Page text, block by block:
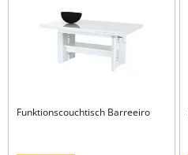
Funktionscouchtisch Barreeiro